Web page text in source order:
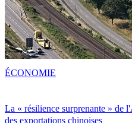
La « résilience surprenante » de
des exportations chinoises
ÉCONOMIE